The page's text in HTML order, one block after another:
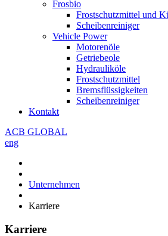
Frosbio
Frostschutzmittel und
Scheibenreiniger
Vehicle Power
Motorenöle
Getriebeole
Hydrauliköle
Frostschutzmittel
Bremsflüssigkeiten
Scheibenreiniger
Kontakt
ACB GLOBAL
eng
Unternehmen
Karriere
Karriere